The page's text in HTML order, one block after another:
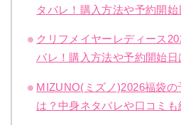
タバレ！購入方法や予約開
クリフメイヤーレディース
バレ！購入方法や予約開始
MIZUNO(ミズノ)2026福袋
は？中身ネタバレや口コミも